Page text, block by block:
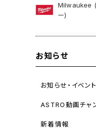
Milwaukee (
ー)
お知らせ
お知らせ・イベン
ASTRO動画チャ
新着情報